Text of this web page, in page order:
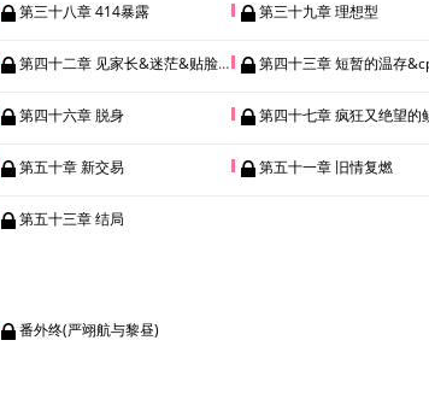
第三十八章 414暴露 第三十九章 理想型
第四十二章 见家长&迷茫&贴脸开大 第四十三章 短暂的温存
第四十六章 脱身 第四十七章 疯狂又绝望的
第五十章 新交易 第五十一章 旧情复燃
第五十三章 结局
番外终(严翊航与黎昼)